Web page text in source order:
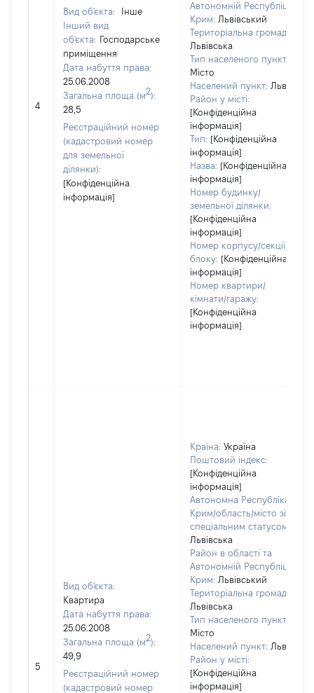
4
Вид об'єкта:
Інше
Інший вид
об'єкта: Господарське
приміщення
Дата набуття права:
25.06.2008
Загальна площа (м2):
28,5
Реєстраційний номер
(кадастровий номер
для земельної
ділянки):
[Конфіденційна
інформація]
Автономній Республіці
Крим: Львівський
Територіальна громада:
Львівська
Тип населеного пункту:
Місто
Населений пункт: Львів
Район у місті:
[Конфіденційна
інформація]
Тип: [Конфіденційна
інформація]
Назва: [Конфіденційна
інформація]
Номер будинку/
земельної ділянки:
[Конфіденційна
інформація]
Номер корпусу/секції/
блоку: [Конфіденційна
інформація]
Номер квартири/
кімнати/гаражу:
[Конфіденційна
інформація]
5
Вид об'єкта:
Квартира
Дата набуття права:
25.06.2008
Загальна площа (м2):
49,9
Реєстраційний номер
(кадастровий номер
Країна: Україна
Поштовий індекс:
[Конфіденційна
інформація]
Автономна Республіка
Крим/область/місто зі
спеціальним статусом:
Львівська
Район в області та
Автономній Республіці
Крим: Львівський
Територіальна громада:
Львівська
Тип населеного пункту:
Місто
Населений пункт: Львів
Район у місті:
[Конфіденційна
інформація]